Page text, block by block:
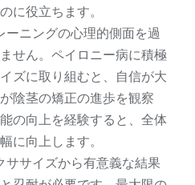
に役立ちます。
ーニングの心理的側面を過
せん。ペイロニー病に積極
ズに取り組むと、自信が大
陰茎の矯正の進歩を観察
の向上を経験すると、全体
に向上します。
ササイズから有意義な結果